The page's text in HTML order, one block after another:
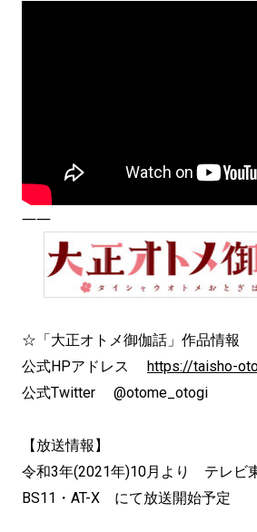
――
☆「大正オトメ御伽話」作品情報
公式HPアドレス https://taisho-
公式Twitter @otome_otogi
【放送情報】
令和3年(2021年)10月より テレビ
BS11・AT-X にて放送開始予定